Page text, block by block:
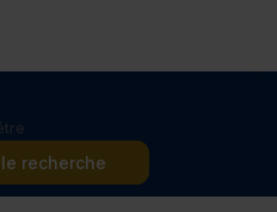
recherche